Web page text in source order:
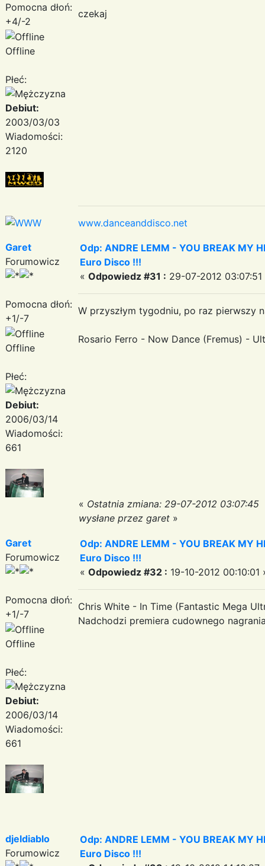
Pomocna dłoń:
+4/-2
Offline
Płeć:
Debiut:
2003/03/03
Wiadomości:
2120
czekaj
www.danceanddisco.net
Garet
Forumowicz
Pomocna dłoń:
+1/-7
Offline
Płeć:
Debiut:
2006/03/14
Wiadomości:
661
Odp: ANDRE LEMM - YOU BREAK MY
Euro Disco !!!
« Odpowiedz #31 : 29-07-2012 03:07:51
W przyszłym tygodniu, po raz pierwszy
Rosario Ferro - Now Dance (Fremus) -
« Ostatnia zmiana: 29-07-2012 03:07:45
wysłane przez garet »
Garet
Forumowicz
Pomocna dłoń:
+1/-7
Offline
Płeć:
Debiut:
2006/03/14
Wiadomości:
661
Odp: ANDRE LEMM - YOU BREAK MY
Euro Disco !!!
« Odpowiedz #32 : 19-10-2012 00:10:01
Chris White - In Time (Fantastic Mega
Nadchodzi premiera cudownego
djeldiablo
Forumowicz
Odp: ANDRE LEMM - YOU BREAK MY
Euro Disco !!!